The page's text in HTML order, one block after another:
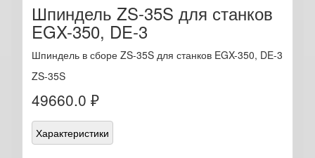
Шпиндель ZS-35S для станков
EGX-350, DE-3
Шпиндель в сборе ZS-35S для станков EGX-350, DE-3
ZS-35S
49660.0 ₽
Характеристики